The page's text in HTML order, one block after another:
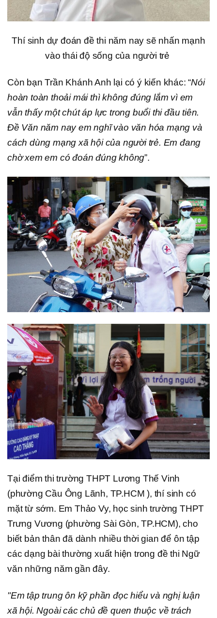
Thí sinh dự đoán đề thi năm nay sẽ nhấn mạnh
vào thái độ sống của người trẻ
Còn bạn Trần Khánh Anh lại có ý kiến khác: “Nói
hoàn toàn thoải mái thì không đúng lắm vì em
vẫn thấy một chút áp lực trong buổi thi đầu tiên.
Đề Văn năm nay em nghĩ vào văn hóa mạng và
cách dùng mạng xã hội của người trẻ. Em đang
chờ xem em có đoán đúng không”.
Tại điểm thi trường THPT Lương Thế Vinh
(phường Cầu Ông Lãnh, TP.HCM ), thí sinh có
mặt từ sớm. Em Thảo Vy, học sinh trường THPT
Trưng Vương (phường Sài Gòn, TP.HCM), cho
biết bản thân đã dành nhiều thời gian để ôn tập
các dạng bài thường xuất hiện trong đề thi Ngữ
văn những năm gần đây.
"Em tập trung ôn kỹ phần đọc hiểu và nghị luận
xã hội. Ngoài các chủ đề quen thuộc về trách